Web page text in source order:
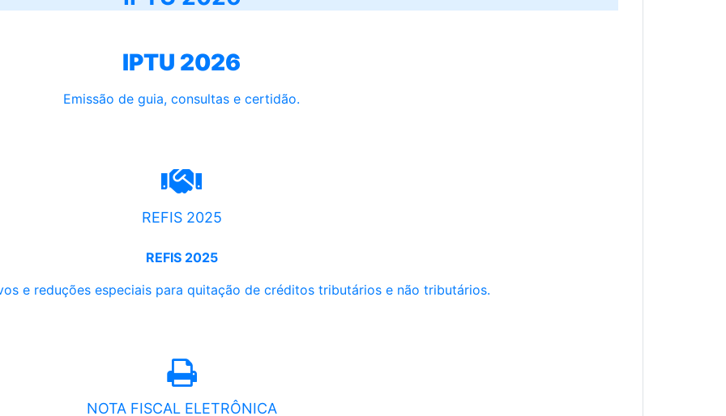
IPTU 2026
Emissão de guia, consultas e certidão.
REFIS 2025
REFIS 2025
e reduções especiais para quitação de créditos tributários e não tributários.
NOTA FISCAL ELETRÔNICA